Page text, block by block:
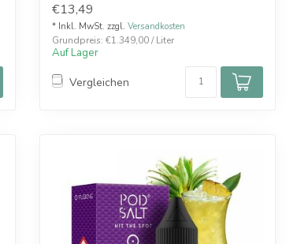
€13,49
* Inkl. MwSt. zzgl. Versandkosten
Grundpreis: €1.349,00 / Liter
Auf Lager
Vergleichen